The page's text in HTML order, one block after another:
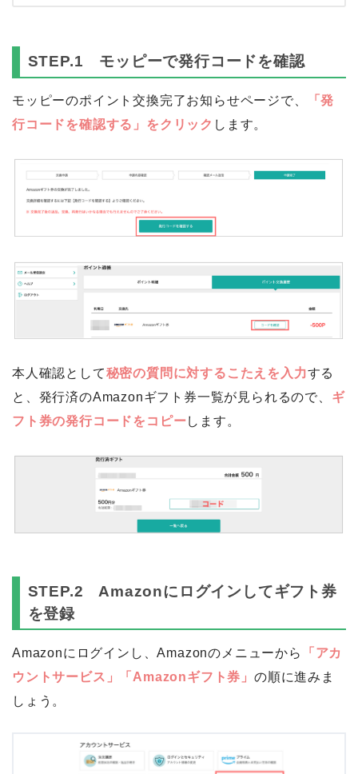
STEP.1 モッピーで発行コードを確認
モッピーのポイント交換完了お知らせページで、
「発
行コードを確認する」をクリック します。
本人確認として秘密の質問に対するこたえを入力する
と、発行済のAmazonギフト券一覧が見られるので、 ギ
フト券の発行コードをコピーします。
STEP.2 Amazonにログインしてギフト券
を登録
Amazonにログインし、Amazonのメニューから
「アカ
ウントサービス」「Amazonギフト券」 の順に進みま
しょう。